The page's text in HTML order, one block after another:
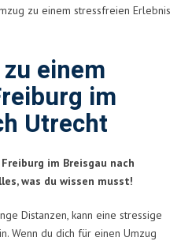
zu einem stressfreien Erlebnis
einem
im
Utrecht
im Breisgau nach
was du wissen musst!
Distanzen, kann eine stressige
Wenn du dich für einen Umzug